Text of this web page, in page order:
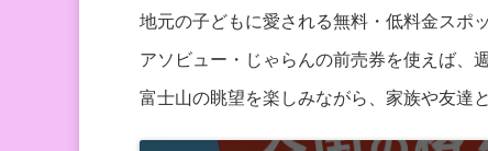
地元の子どもに愛される無料・低料金スポ
アソビュー・じゃらんの前売券を使えば、
富士山の眺望を楽しみながら、家族や友達